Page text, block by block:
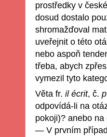
prostředky v
dosud dostalo
shromažďoval
uveřejnit o této
nebo aspoň
třeba, abych
vymezil tyto
Věta fr. il écrit, č.
odpovídá-li na
pokoji)? anebo
— V prvním